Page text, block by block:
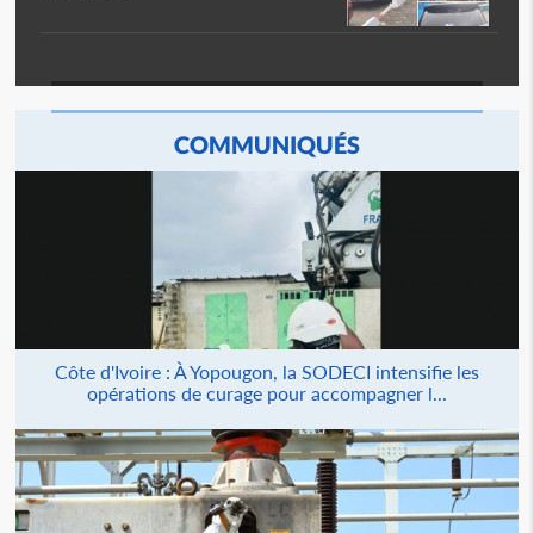
COMMUNIQUÉS
Côte d'Ivoire : À Yopougon, la SODECI intensifie les
opérations de curage pour accompagner l...